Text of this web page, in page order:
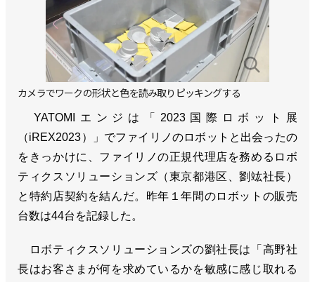
カメラでワークの形状と色を読み取りピッキングする
YATOMIエンジは「2023国際ロボット展
（iREX2023）」でファイリノのロボットと出会ったの
をきっかけに、ファイリノの正規代理店を務めるロボ
ティクスソリューションズ（東京都港区、劉竑社長）
と特約店契約を結んだ。昨年１年間のロボットの販売
台数は44台を記録した。
ロボティクスソリューションズの劉社長は「高野社
長はお客さまが何を求めているかを敏感に感じ取れる